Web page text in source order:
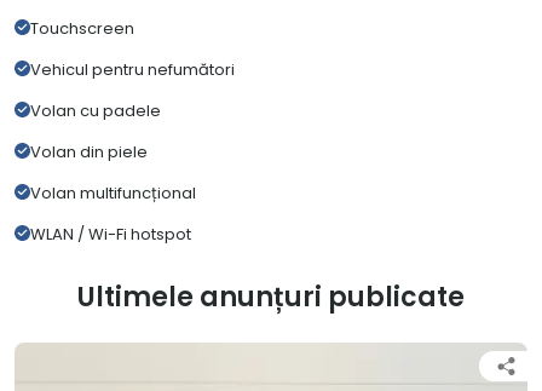
Touchscreen
Vehicul pentru nefumători
Volan cu padele
Volan din piele
Volan multifuncțional
WLAN / Wi-Fi hotspot
Ultimele anunțuri publicate